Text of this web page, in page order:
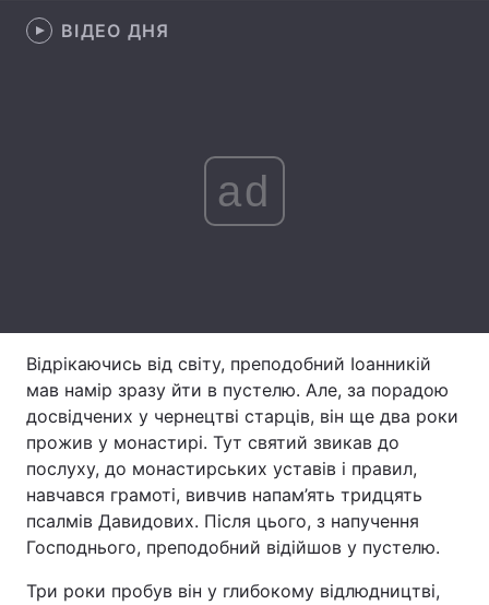
ВІДЕО ДНЯ
ad
Відрікаючись від світу, преподобний Іоанникій
мав намір зразу йти в пустелю. Але, за порадою
досвідчених у чернецтві старців, він ще два роки
прожив у монастирі. Тут святий звикав до
послуху, до монастирських уставів і правил,
навчався грамоті, вивчив напам’ять тридцять
псалмів Давидових. Після цього, з напучення
Господнього, преподобний відійшов у пустелю.
Три роки пробув він у глибокому відлюдництві,